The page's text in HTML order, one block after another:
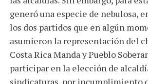
generó una especie de nebulosa,
los dos partidos que en algún
asumieron la representación del
Costa Rica Manda y Pueblo
participar en la elección de
sindicaturas, por incumplimiento